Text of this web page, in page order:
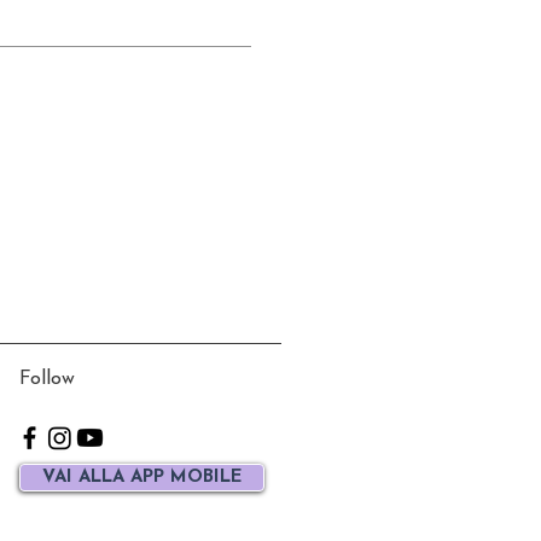
Follow
VAI ALLA APP MOBILE